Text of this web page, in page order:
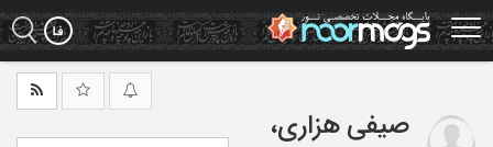
Skip
to
main
صیفی هزاری،